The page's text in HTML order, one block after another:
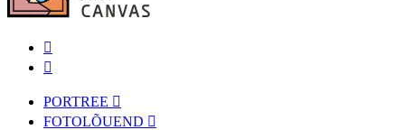
PORTREE
FOTOLÕUEND